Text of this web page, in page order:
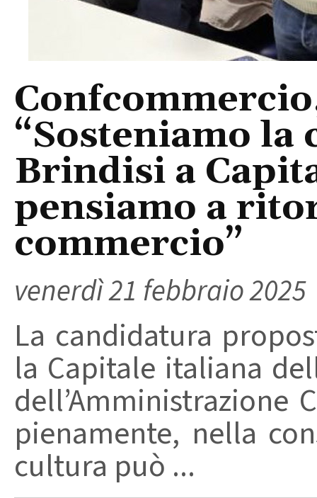
“Sosteniamo
Brindisi a
pensiamo a
commercio”
venerdì 21 febbraio 2025
La candidatura
la Capitale italiana
dell’Amministrazione
pienamente, nella
cultura può ...